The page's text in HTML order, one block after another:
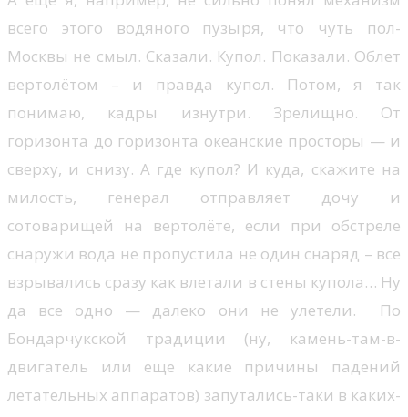
всего этого водяного пузыря, что чуть пол-
Москвы не смыл. Сказали. Купол. Показали. Облет
вертолётом – и правда купол. Потом, я так
понимаю, кадры изнутри. Зрелищно. От
горизонта до горизонта океанские просторы — и
сверху, и снизу. А где купол? И куда, скажите на
милость, генерал отправляет дочу и
сотоварищей на вертолёте, если при обстреле
снаружи вода не пропустила не один снаряд – все
взрывались сразу как влетали в стены купола… Ну
да все одно — далеко они не улетели. По
Бондарчукской традиции (ну, камень-там-в-
двигатель или еще какие причины падений
летательных аппаратов) запутались-таки в каких-